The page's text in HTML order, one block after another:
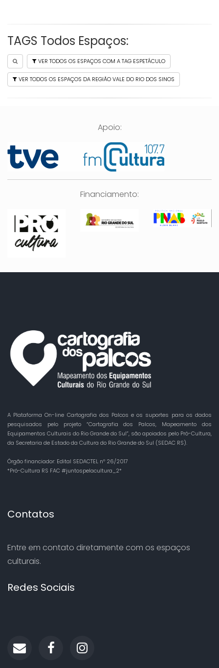
TAGS Todos Espaços:
VER TODOS OS ESPAÇOS COM A TAG ESPETÁCULO
VER TODOS OS ESPAÇOS DA REGIÃO VALE DO RIO DOS SINOS
Apoio:
Financiamento:
A Plataforma On-line Cartografia dos Palcos e os suportes para os dados
pesquisados pelo projeto “Cartografia dos Palcos, Mapeamento dos
Equipamentos Culturais do Rio Grande do Sul”, são apoiados pelo Pró-Cultura,
da Secretaria de Estado da Cultura do Rio Grande do Sul (SEDAC RS).
Órgão financiador: Edital SEDACTEL nº 26/2017
*Pró-Cultura RS FAC #juntospelacultura_2*
Contatos
Entre em contato diretamente com os espaços
culturais.
Redes Sociais